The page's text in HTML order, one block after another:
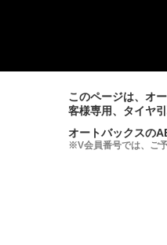
このページは、オ
客様専用、タイヤ
オートバックスの
※V会員番号では、ご